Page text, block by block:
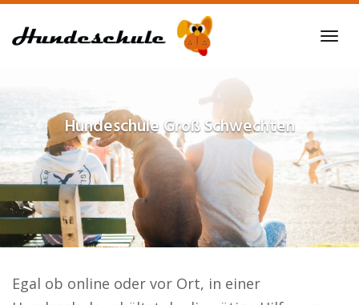
to
HundeschuleGroß Schwechten
Egal ob online oder vor Ort, in einer